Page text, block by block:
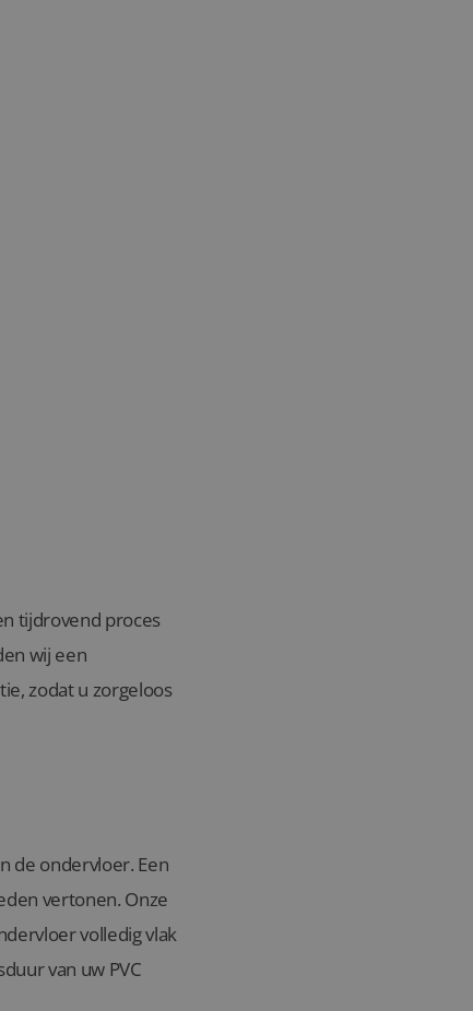
tijdrovend proces
wij een
zodat u zorgeloos
de ondervloer. Een
vertonen. Onze
volledig vlak
van uw PVC